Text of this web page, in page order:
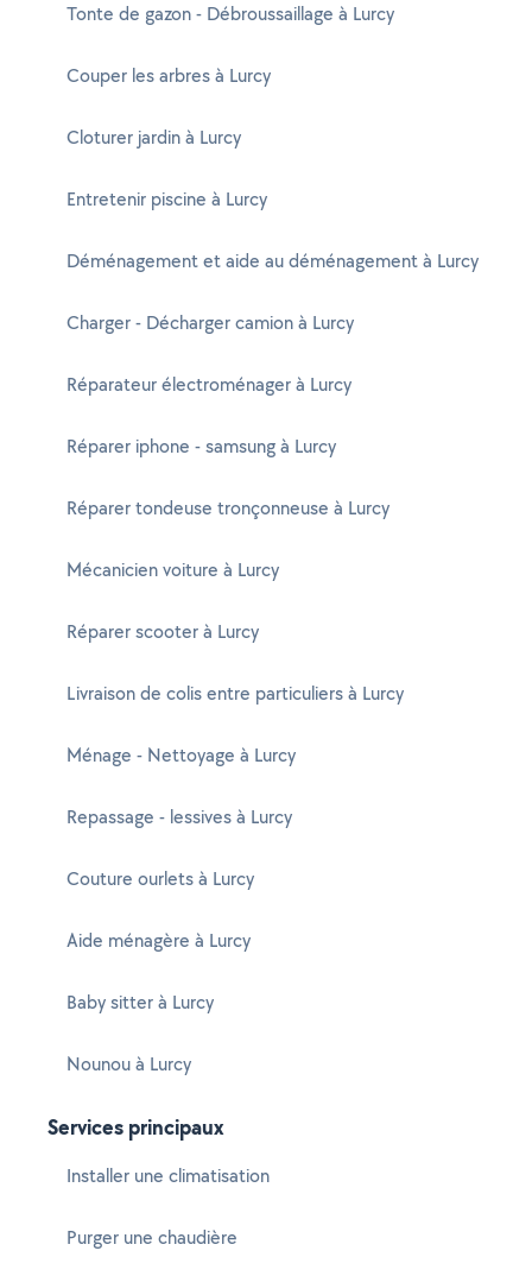
Tonte de gazon - Débroussaillage à Lurcy
Couper les arbres à Lurcy
Cloturer jardin à Lurcy
Entretenir piscine à Lurcy
Déménagement et aide au déménagement à Lurcy
Charger - Décharger camion à Lurcy
Réparateur électroménager à Lurcy
Réparer iphone - samsung à Lurcy
Réparer tondeuse tronçonneuse à Lurcy
Mécanicien voiture à Lurcy
Réparer scooter à Lurcy
Livraison de colis entre particuliers à Lurcy
Ménage - Nettoyage à Lurcy
Repassage - lessives à Lurcy
Couture ourlets à Lurcy
Aide ménagère à Lurcy
Baby sitter à Lurcy
Nounou à Lurcy
Services principaux
Installer une climatisation
Purger une chaudière